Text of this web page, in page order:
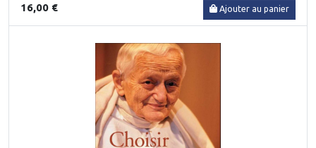
16,00 € Ajouter au panier